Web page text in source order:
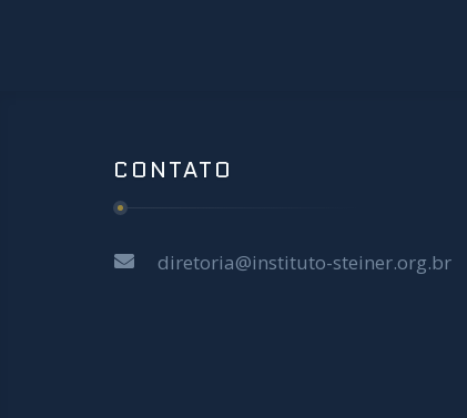
CONTATO
diretoria@instituto-steiner.org.br